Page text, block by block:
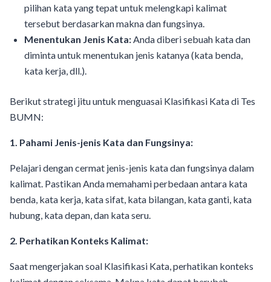
pilihan kata yang tepat untuk melengkapi kalimat
tersebut berdasarkan makna dan fungsinya.
Menentukan Jenis Kata:Anda diberi sebuah kata dan
diminta untuk menentukan jenis katanya (kata benda,
kata kerja, dll.).
Berikut strategi jitu untuk menguasai Klasifikasi Kata di Tes
BUMN:
1. Pahami Jenis-jenis Kata dan Fungsinya:
Pelajari dengan cermat jenis-jenis kata dan fungsinya dalam
kalimat. Pastikan Anda memahami perbedaan antara kata
benda, kata kerja, kata sifat, kata bilangan, kata ganti, kata
hubung, kata depan, dan kata seru.
2. Perhatikan Konteks Kalimat:
Saat mengerjakan soal Klasifikasi Kata, perhatikan konteks